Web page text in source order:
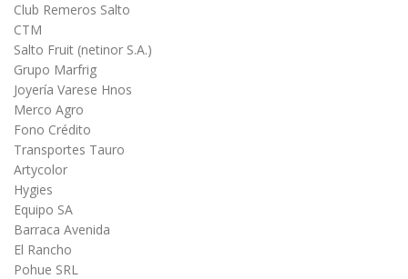
Club Remeros Salto
CTM
Salto Fruit (netinor S.A.)
Grupo Marfrig
Joyería Varese Hnos
Merco Agro
Fono Crédito
Transportes Tauro
Artycolor
Hygies
Equipo SA
Barraca Avenida
El Rancho
Pohue SRL